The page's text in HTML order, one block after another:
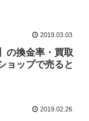
2019.03.03
の換金率・買取
ョップで売ると
2019.02.26